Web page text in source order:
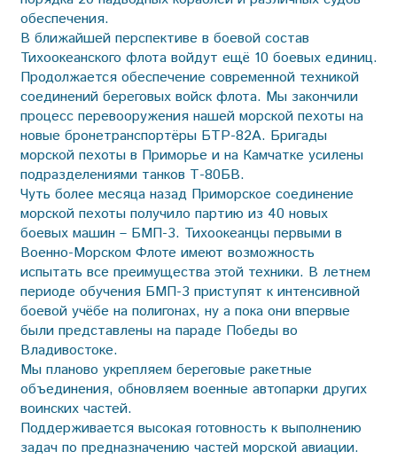
обеспечения.
В ближайшей перспективе в боевой состав
Тихоокеанского флота войдут ещё 10 боевых единиц.
Продолжается обеспечение современной техникой
соединений береговых войск флота. Мы закончили
процесс перевооружения нашей морской пехоты на
новые бронетранспортёры БТР-82А. Бригады
морской пехоты в Приморье и на Камчатке усилены
подразделениями танков Т-80БВ.
Чуть более месяца назад Приморское соединение
морской пехоты получило партию из 40 новых
боевых машин – БМП-3. Тихоокеанцы первыми в
Военно-Морском Флоте имеют возможность
испытать все преимущества этой техники. В летнем
периоде обучения БМП-3 приступят к интенсивной
боевой учёбе на полигонах, ну а пока они впервые
были представлены на параде Победы во
Владивостоке.
Мы планово укрепляем береговые ракетные
объединения, обновляем военные автопарки других
воинских частей.
Поддерживается высокая готовность к выполнению
задач по предназначению частей морской авиации.